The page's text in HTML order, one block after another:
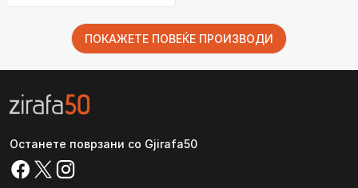
ПОКАЖЕТЕ ПОВЕЌЕ ПРОИЗВОДИ
Останете поврзани со Gjirafa50